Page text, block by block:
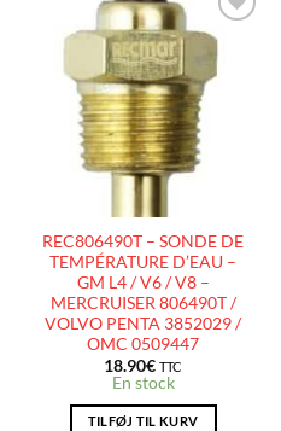
AJOUTER
À LA
LISTE
D’ENVIES
REC806490T – SONDE DE
TEMPÉRATURE D’EAU –
GM L4 / V6 / V8 –
MERCRUISER 806490T /
VOLVO PENTA 3852029 /
OMC 0509447
18.90€ TTC
En stock
TILFØJ TIL KURV